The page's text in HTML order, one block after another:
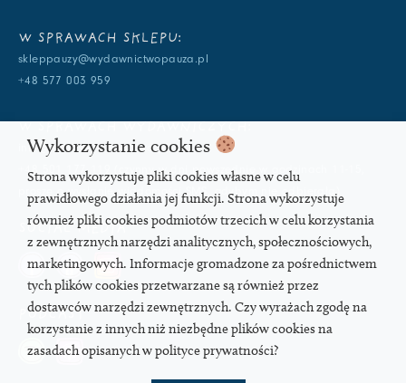
W SPRAWACH SKLEPU:
skleppauzy@wydawnictwopauza.pl
+48 577 003 959
info@wydawnictwopauza.pl
+48 501 177 119 (czynny w dni powszednie w godzinach 11-15,
proszę o wysłanie wiadomości SMS, gdybym nie odbierała)
SOCIAL MEDIA
PODCAST
Wykorzystanie cookies
Strona wykorzystuje pliki cookies własne w celu
prawidłowego działania jej funkcji. Strona wykorzystuje
również pliki cookies podmiotów trzecich w celu korzystania
z zewnętrznych narzędzi analitycznych, społecznościowych,
marketingowych. Informacje gromadzone za pośrednictwem
tych plików cookies przetwarzane są również przez
dostawców narzędzi zewnętrznych. Czy wyrażach zgodę na
korzystanie z innych niż niezbędne plików cookies na
zasadach opisanych w polityce prywatności?